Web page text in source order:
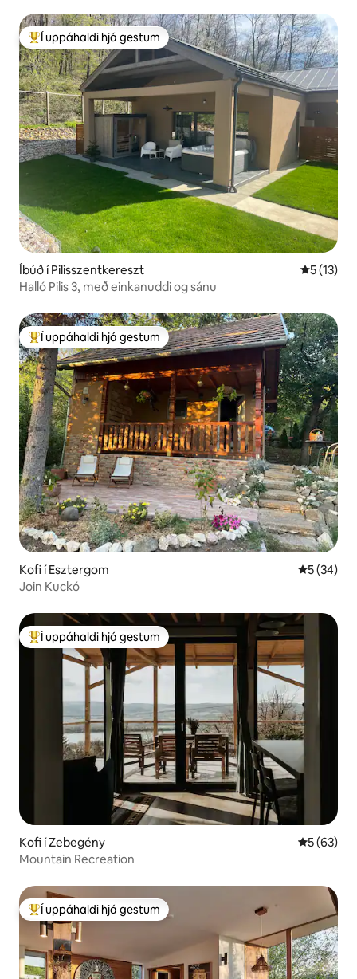
Í mestu uppáhaldi hjá gestum
Í uppáhaldi hjá gestum
Íbúð í Pilisszentkereszt 5 af 5 í
5 (13)
Halló Pilis 3, með einkanuddi og sánu
Í mestu uppáhaldi hjá gestum
Í uppáhaldi hjá gestum
Kofi í Esztergom 5 af 5 í
5 (34)
Join Kuckó
Í mestu uppáhaldi hjá gestum
Í uppáhaldi hjá gestum
Kofi í Zebegény 5 af 5 í
5 (63)
Mountain Recreation
Í mestu uppáhaldi hjá gestum
Í uppáhaldi hjá gestum